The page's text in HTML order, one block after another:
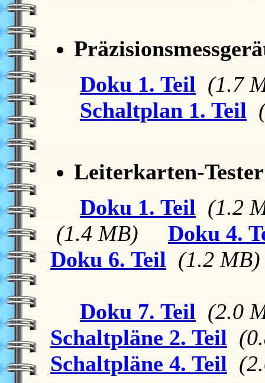
Doku 1. Teil (1.7
Schaltplan 1. Teil
Leiterkarten-
Doku 1. Teil (1.2
(1.4 MB)
Doku 4.
Doku 6. Teil (1.2 MB)
Doku 7. Teil (2.0
Schaltpläne 2. Teil
Schaltpläne 4. Teil